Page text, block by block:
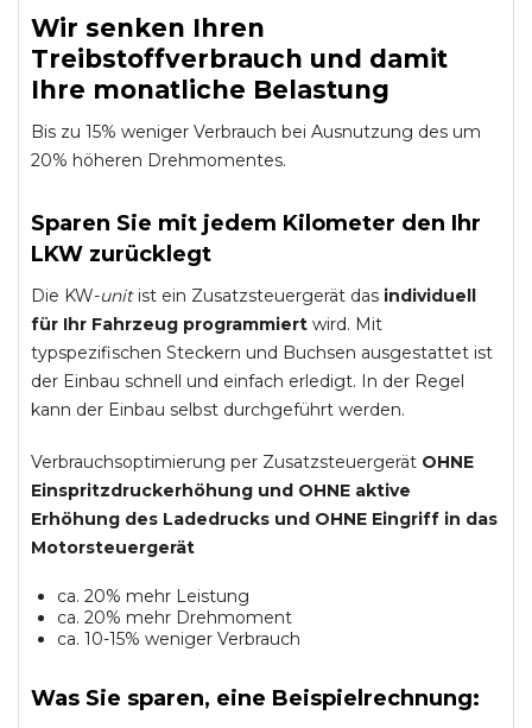
Wir senken Ihren
Treibstoffverbrauch und damit
Ihre monatliche Belastung
Bis zu 15% weniger Verbrauch bei Ausnutzung des um
20% höheren Drehmomentes.
Sparen Sie mit jedem Kilometer den Ihr
LKW zurücklegt
Die KW-unitist ein Zusatzsteuergerät das individuell
für Ihr Fahrzeug programmiert wird. Mit
typspezifischen Steckern und Buchsen ausgestattet ist
der Einbau schnell und einfach erledigt. In der Regel
kann der Einbau selbst durchgeführt werden.
Verbrauchsoptimierung per Zusatzsteuergerät OHNE
Einspritzdruckerhöhung und OHNE aktive
Erhöhung des Ladedrucks und OHNE Eingriff in das
Motorsteuergerät
ca. 20% mehr Leistung
ca. 20% mehr Drehmoment
ca. 10-15% weniger Verbrauch
Was Sie sparen, eine Beispielrechnung: